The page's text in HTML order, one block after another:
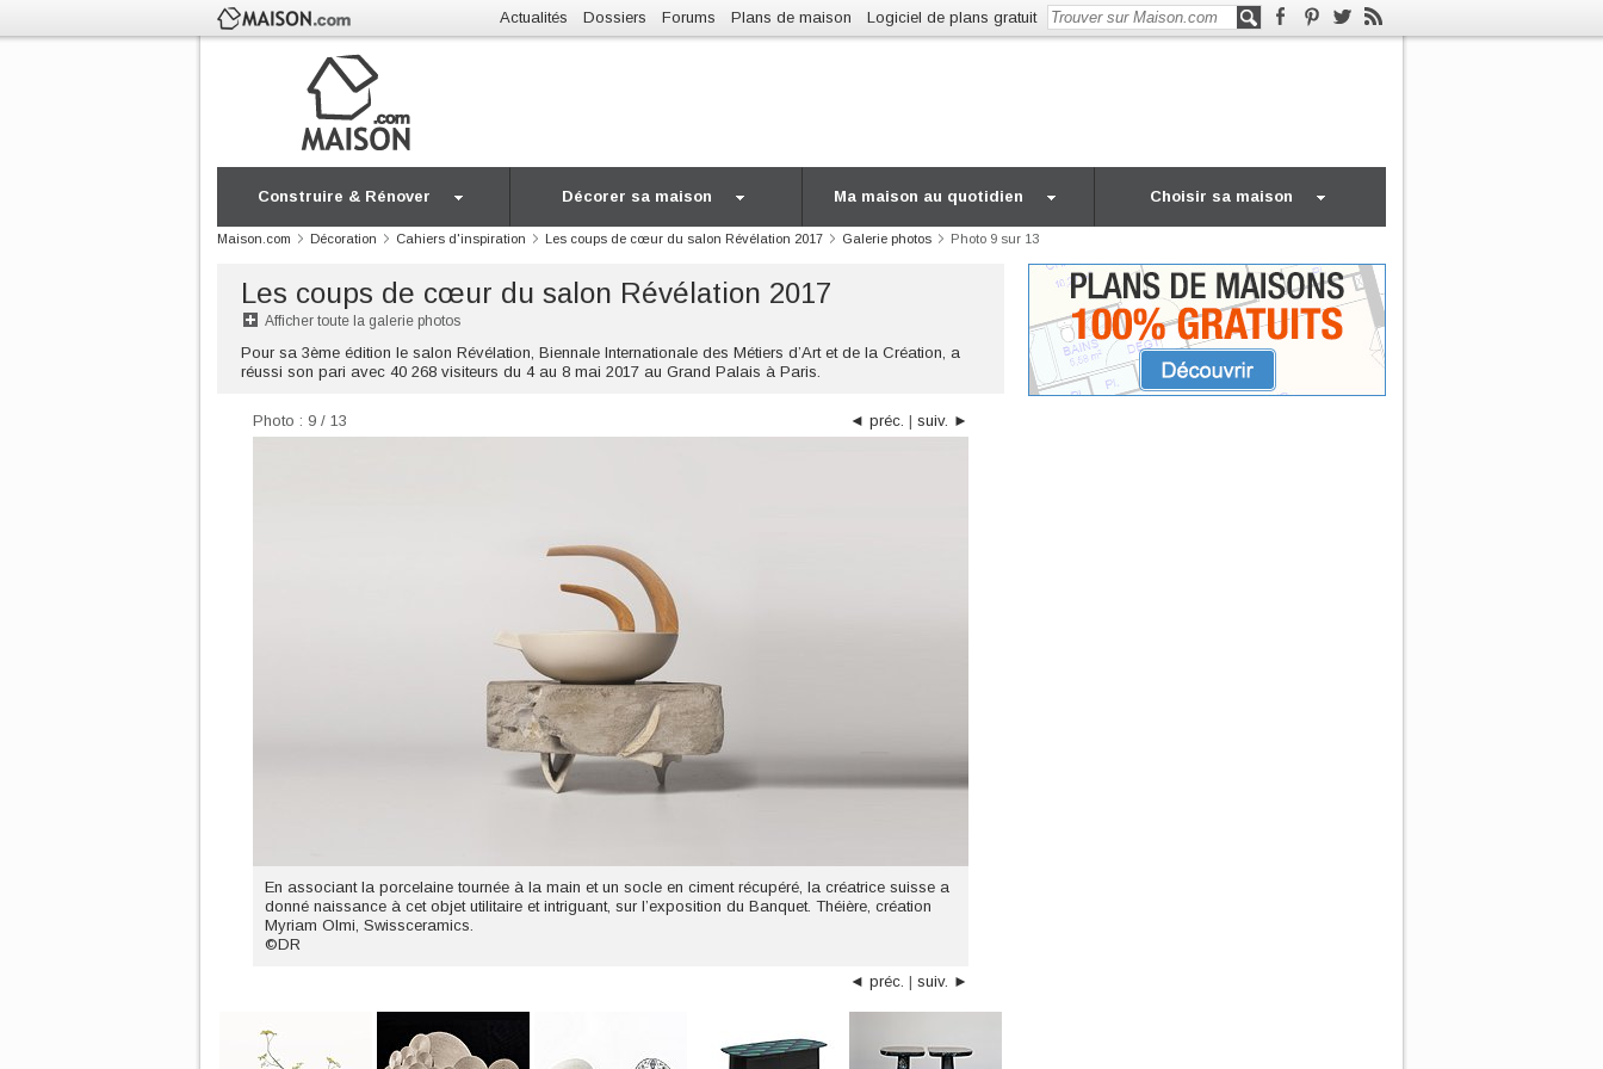
Actualités Dossiers Forums Plans de maison Logiciel de plans gratuit
Construire & Rénover Décorer sa maison Ma maison au quotidien Choisir sa maison
Maison.com Décoration Cahiers d'inspiration Les coups de cœur du salon Révélation 2017 Galerie photos Photo 9 sur 13
Les coups de cœur du salon Révélation 2017
Afficher toute la galerie photos
Pour sa 3ème édition le salon Révélation, Biennale Internationale des Métiers d’Art et de la Création, a
réussi son pari avec 40 268 visiteurs du 4 au 8 mai 2017 au Grand Palais à Paris.
◄ préc. | suiv. ►
Photo : 9 / 13
En associant la porcelaine tournée à la main et un socle en ciment récupéré, la créatrice suisse a
donné naissance à cet objet utilitaire et intriguant, sur l’exposition du Banquet. Théière, création
Myriam Olmi, Swissceramics.
©DR
◄ préc. | suiv. ►